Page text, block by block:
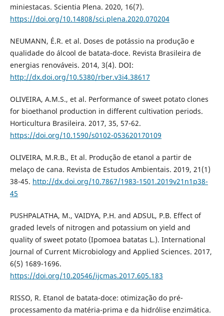
miniestacas. Scientia Plena. 2020, 16(7).
https://doi.org/10.14808/sci.plena.2020.070204
NEUMANN, É.R. et al. Doses de potássio na produção e
qualidade do álcool de batata-doce. Revista Brasileira de
energias renováveis. 2014, 3(4). DOI:
http://dx.doi.org/10.5380/rber.v3i4.38617
OLIVEIRA, A.M.S., et al. Performance of sweet potato clones
for bioethanol production in different cultivation periods.
Horticultura Brasileira. 2017, 35, 57-62.
https://doi.org/10.1590/s0102-053620170109
OLIVEIRA, M.R.B., Et al. Produção de etanol a partir de
melaço de cana. Revista de Estudos Ambientais. 2019, 21(1)
38-45. http://dx.doi.org/10.7867/1983-1501.2019v21n1p38-
45
PUSHPALATHA, M., VAIDYA, P.H. and ADSUL, P.B. Effect of
graded levels of nitrogen and potassium on yield and
quality of sweet potato (Ipomoea batatas L.). International
Journal of Current Microbiology and Applied Sciences. 2017,
6(5) 1689-1696.
https://doi.org/10.20546/ijcmas.2017.605.183
RISSO, R. Etanol de batata-doce: otimização do pré-
processamento da matéria-prima e da hidrólise enzimática.